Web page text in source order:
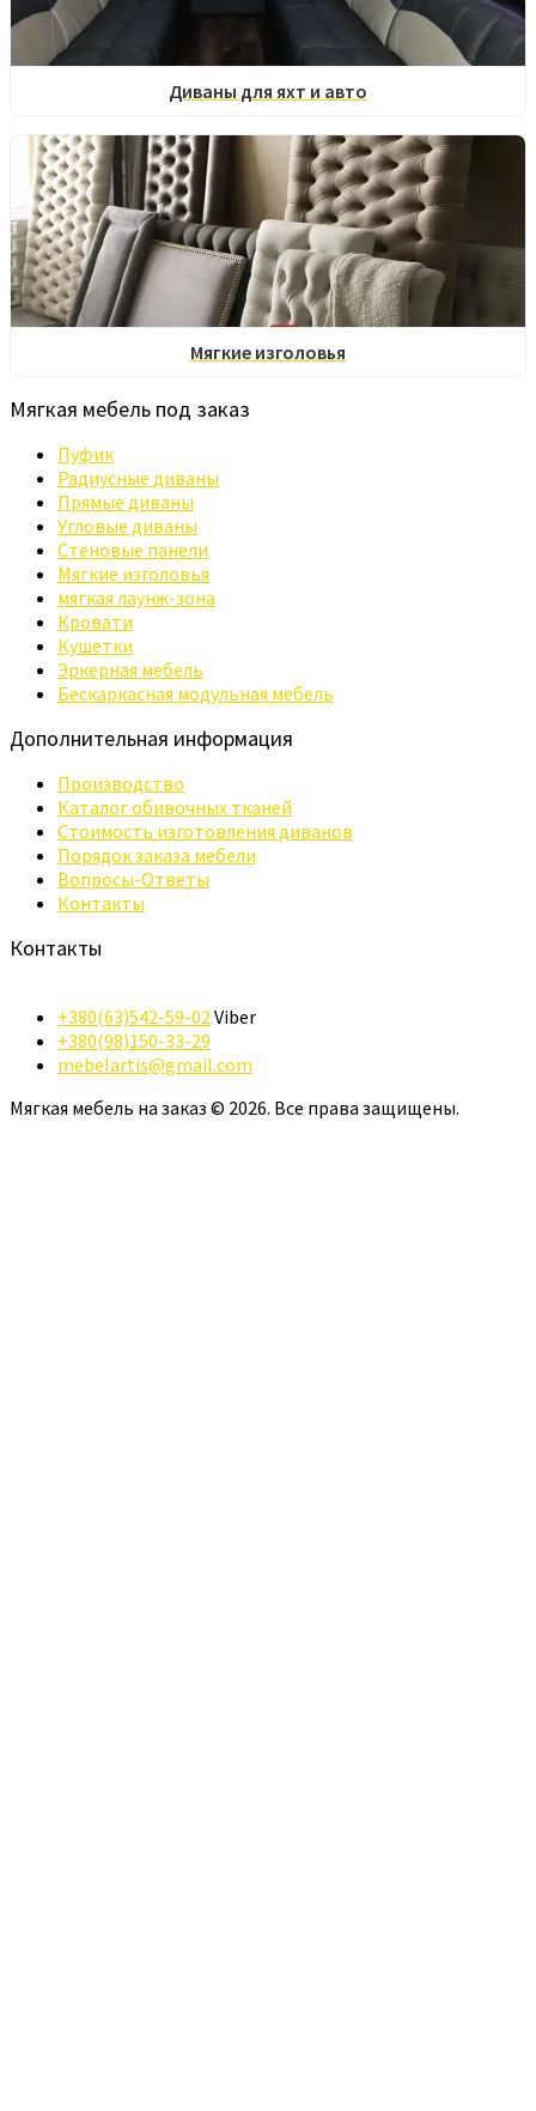
Диваны для яхт и авто
Мягкие изголовья
Мягкая мебель под заказ
Пуфик
Радиусные диваны
Прямые диваны
Угловые диваны
Стеновые панели
Мягкие изголовья
мягкая лаунж-зона
Кровати
Кушетки
Эркерная мебель
Бескаркасная модульная мебель
Дополнительная информация
Производство
Каталог обивочных тканей
Стоимость изготовления диванов
Порядок заказа мебели
Вопросы-Ответы
Контакты
Контакты
+380(63)542-59-02Viber
+380(98)150-33-29
mebelartis@gmail.com
Мягкая мебель на заказ © 2026. Все права защищены.